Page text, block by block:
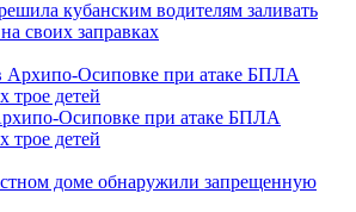
кубанским водителям заливать
своих заправках
Осиповке при атаке БПЛА
трое детей